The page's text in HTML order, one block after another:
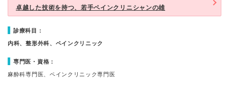
卓越した技術を持つ、若手ペインクリニシャンの雄
診療科目：
内科、整形外科、ペインクリニック
専門医・資格：
麻酔科専門医、ペインクリニック専門医